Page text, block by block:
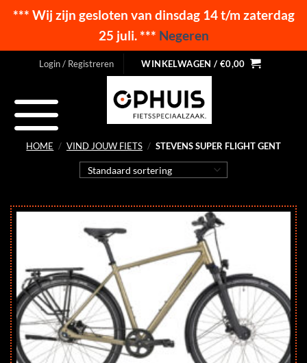
*** Wij zijn gesloten van dinsdag 14 t/m zaterdag
25 juli. *** Negeren
Login / Registreren WINKELWAGEN / €0,00
HOME / VIND JOUW FIETS / STEVENS SUPER FLIGHT GENT